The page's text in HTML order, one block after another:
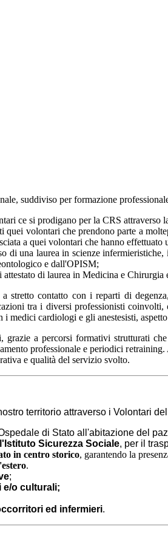
suddiviso per formazione
ce si prodigano per la CRS attraverso
quei volontari che prendono parte a
a quei volontari che hanno
di una laurea in scienze
e dall'OPISM;
attestato di laurea in Medicina e
contatto con i reparti di
tra i diversi professionisti
medici cardiologi e gli anestesisti,
a percorsi formativi strutturati
professionale e periodici
e qualità del servizio svolto.
territorio attraverso i Volontari
di Stato all'abitazione del
Sicurezza Sociale, per il
in centro storico, garantendo la
.
;
e/o culturali;
ed infermieri.